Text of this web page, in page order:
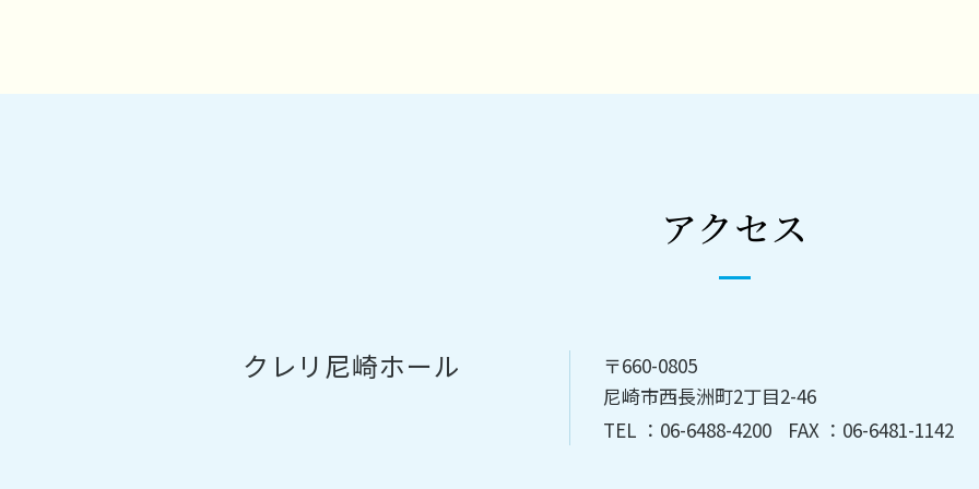
アクセス
クレリ尼崎ホール
〒660-0805
尼崎市西長洲町2丁目2-46
TEL ： 06-6488-4200 FAX ：06-6481-1142